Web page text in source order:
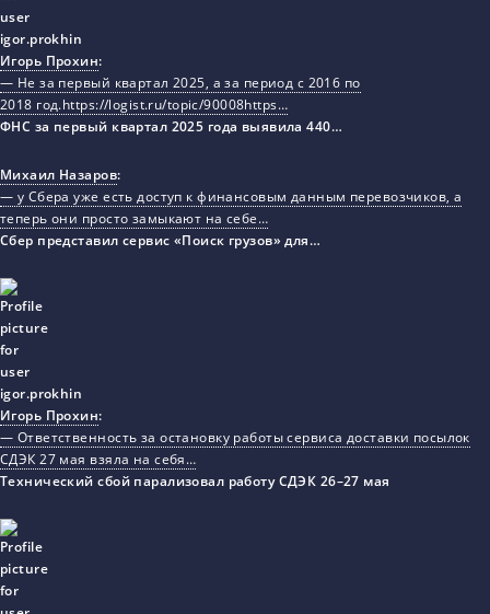
Игорь Прохин:
— Не за первый квартал 2025, а за период с 2016 по
2018 год.https://logist.ru/topic/90008https…
ФНС за первый квартал 2025 года выявила 440…
Михаил Назаров:
— у Сбера уже есть доступ к финансовым данным перевозчиков, а
теперь они просто замыкают на себе…
Сбер представил сервис «Поиск грузов» для…
Игорь Прохин:
— Ответственность за остановку работы сервиса доставки посылок
СДЭК 27 мая взяла на себя…
Технический сбой парализовал работу СДЭК 26–27 мая